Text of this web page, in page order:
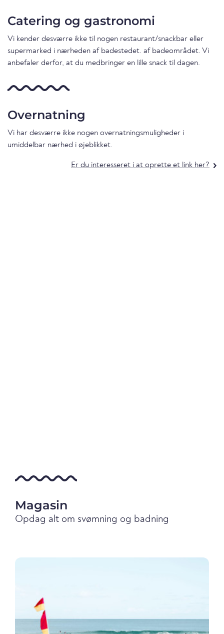
Catering og gastronomi
Vi kender desværre ikke til nogen restaurant/snackbar eller
supermarked i nærheden af badestedet. af badeområdet. Vi
anbefaler derfor, at du medbringer en lille snack til dagen.
Overnatning
Vi har desværre ikke nogen overnatningsmuligheder i
umiddelbar nærhed i øjeblikket.
Er du interesseret i at oprette et link her?
Magasin
Opdag alt om svømning og badning